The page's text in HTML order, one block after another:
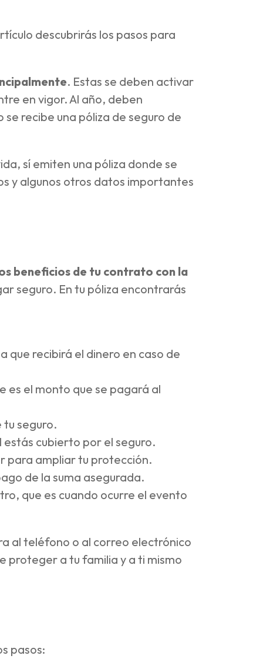
descubrirás los pasos para
. Estas se deben activar
en vigor. Al año, deben
recibe una póliza de seguro de
sí emiten una póliza donde se
y algunos otros datos importantes
beneficios de tu contrato con la
seguro. En tu póliza encontrarás
que recibirá el dinero en caso de
es el monto que se pagará al
seguro.
estás cubierto por el seguro.
para ampliar tu protección.
de la suma asegurada.
que es cuando ocurre el evento
al teléfono o al correo electrónico
proteger a tu familia y a ti mismo
pasos: